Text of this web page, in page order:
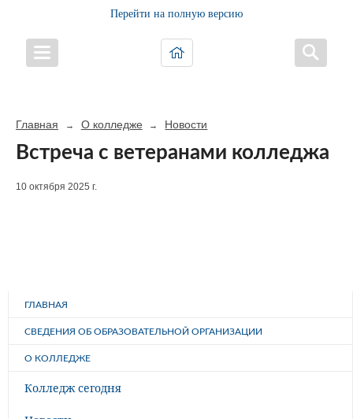
Перейти на полную версию
Главная → О колледже → Новости
Встреча с ветеранами колледжа
10 октября 2025 г.
ГЛАВНАЯ
СВЕДЕНИЯ ОБ ОБРАЗОВАТЕЛЬНОЙ ОРГАНИЗАЦИИ
О КОЛЛЕДЖЕ
Колледж сегодня